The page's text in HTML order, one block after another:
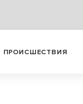
ПРОИСШЕСТВИЯ